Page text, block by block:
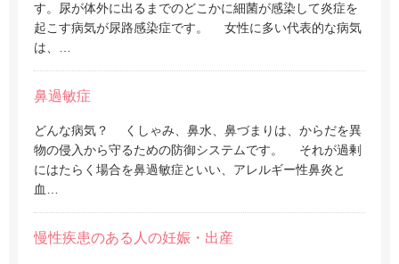
す。尿が体外に出るまでのどこかに細菌が感染して炎症を
起こす病気が尿路感染症です。 女性に多い代表的な病気
は、…
鼻過敏症
どんな病気？ くしゃみ、鼻水、鼻づまりは、からだを異
物の侵入から守るための防御システムです。 それが過剰
にはたらく場合を鼻過敏症といい、アレルギー性鼻炎と
血…
慢性疾患のある人の妊娠・出産